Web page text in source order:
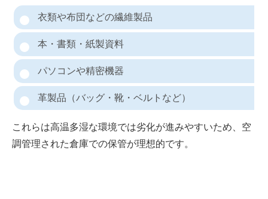
衣類や布団などの繊維製品
本・書類・紙製資料
パソコンや精密機器
革製品（バッグ・靴・ベルトなど）
これらは高温多湿な環境では劣化が進みやすいため、空
調管理された倉庫での保管が理想的です。